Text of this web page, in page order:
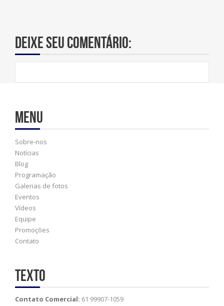
Deixe seu comentário:
Menu
Sobre-nos
Notícias
Blog
Programação
Galerias de fotos
Eventos
Vídeos
Equipe
Promoções
Contato
Texto
Contato Comercial: 61 99907-1059